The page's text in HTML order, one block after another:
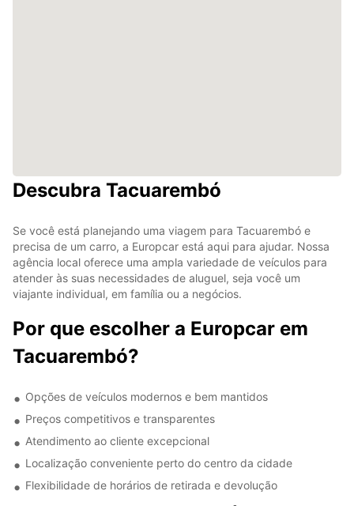
Descubra Tacuarembó
Se você está planejando uma viagem para Tacuarembó e
precisa de um carro, a Europcar está aqui para ajudar. Nossa
agência local oferece uma ampla variedade de veículos para
atender às suas necessidades de aluguel, seja você um
viajante individual, em família ou a negócios.
Por que escolher a Europcar em
Tacuarembó?
Opções de veículos modernos e bem mantidos
Preços competitivos e transparentes
Atendimento ao cliente excepcional
Localização conveniente perto do centro da cidade
Flexibilidade de horários de retirada e devolução